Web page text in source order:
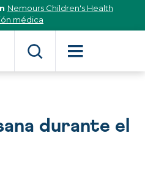
Nemours Children's Health
médica
durante el